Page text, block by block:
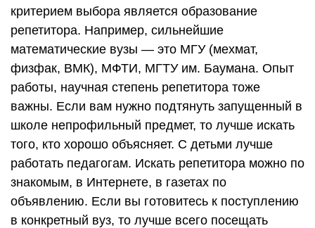
критерием выбора является образование
репетитора. Например, сильнейшие
математические вузы — это МГУ (мехмат,
физфак, ВМК), МФТИ, МГТУ им. Баумана. Опыт
работы, научная степень репетитора тоже
важны. Если вам нужно подтянуть запущенный в
школе непрофильный предмет, то лучше искать
того, кто хорошо объясняет. С детьми лучше
работать педагогам. Искать репетитора можно по
знакомым, в Интернете, в газетах по
объявлению. Если вы готовитесь к поступлению
в конкретный вуз, то лучше всего посещать